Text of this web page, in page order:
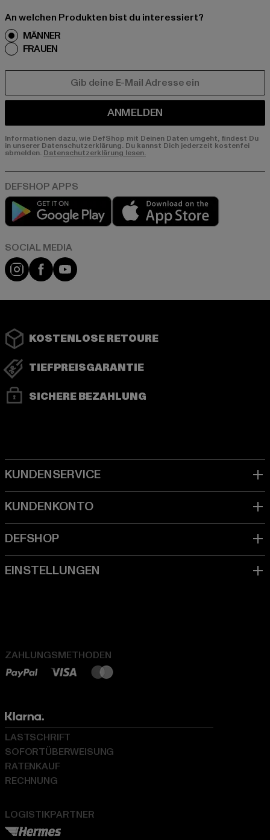
An welchen Produkten bist du interessiert?
MÄNNER
FRAUEN
ANMELDEN
Informationen dazu, wie DefShop mit Deinen Daten umgeht, findest Du
in unserer Datenschutzerklärung. Du kannst Dich jederzeit kostenfei
abmelden. Datenschutzerklärung lesen.
Play market
Instagram
FacebookYouTube
KOSTENLOSE RETOURE
TIEFPREISGARANTIE
SICHERE BEZAHLUNG
ZAHLUNGSMETHODEN
LOGISTIKPARTNER
LASTSCHRIFT
SOFORTÜBERWEISUNG
RATENKAUF
RECHNUNG